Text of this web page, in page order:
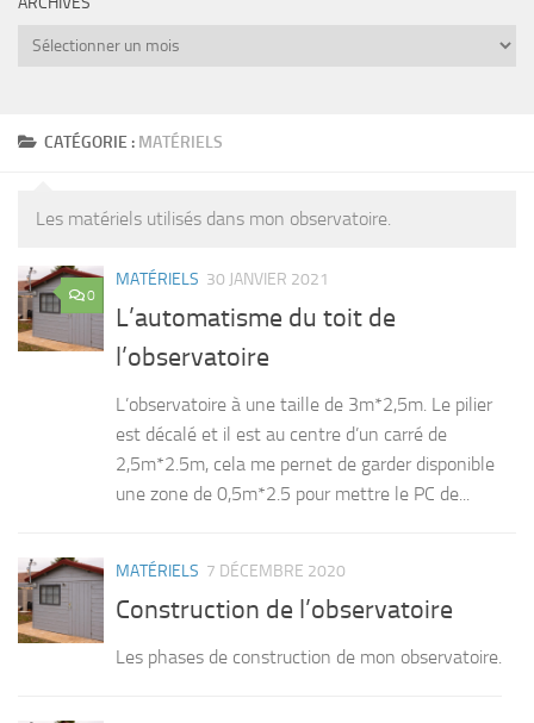
CATÉGORIE : MATÉRIELS
Les matériels utilisés dans mon observatoire.
0
MATÉRIELS 30 JANVIER 2021
L’automatisme du toit de
l’observatoire
L’observatoire à une taille de 3m*2,5m. Le pilier
est décalé et il est au centre d’un carré de
2,5m*2.5m, cela me pernet de garder disponible
une zone de 0,5m*2.5 pour mettre le PC de...
MATÉRIELS 7 DÉCEMBRE 2020
Construction de l’observatoire
Les phases de construction de mon observatoire.
Archives